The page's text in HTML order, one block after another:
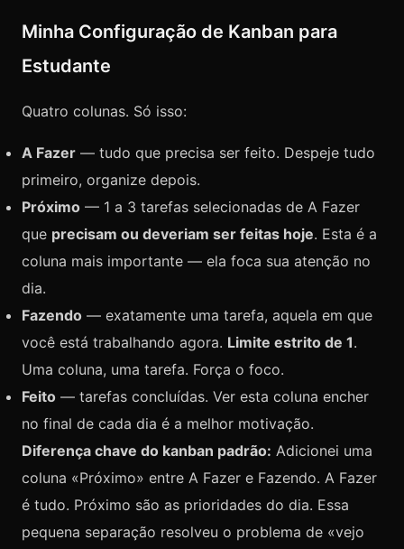
Minha Configuração de Kanban para
Estudante
Quatro colunas. Só isso:
A Fazer — tudo que precisa ser feito. Despeje tudo
primeiro, organize depois.
Próximo — 1 a 3 tarefas selecionadas de A Fazer
que precisam ou deveriam ser feitas hoje. Esta é a
coluna mais importante — ela foca sua atenção no
dia.
Fazendo — exatamente uma tarefa, aquela em que
você está trabalhando agora. Limite estrito de 1.
Uma coluna, uma tarefa. Força o foco.
Feito — tarefas concluídas. Ver esta coluna encher
no final de cada dia é a melhor motivação.
Diferença chave do kanban padrão: Adicionei uma
coluna «Próximo» entre A Fazer e Fazendo. A Fazer
é tudo. Próximo são as prioridades do dia. Essa
pequena separação resolveu o problema de «vejo